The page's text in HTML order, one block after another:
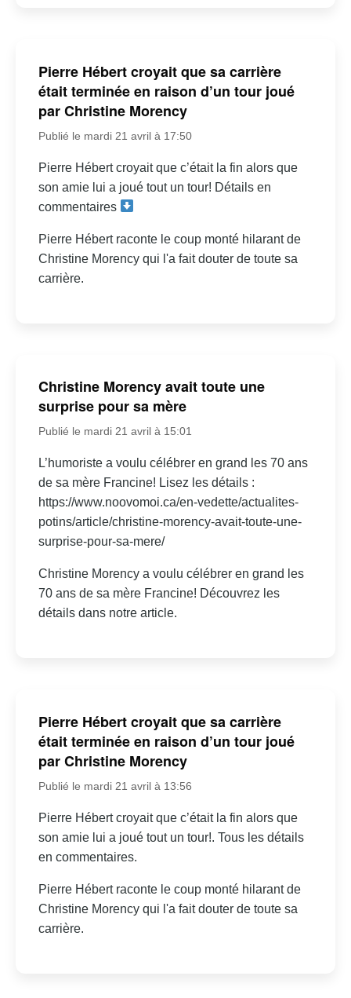
Pierre Hébert croyait que sa carrière
était terminée en raison d’un tour joué
par Christine Morency
Publié le mardi 21 avril à 17:50
Pierre Hébert croyait que c’était la fin alors que
son amie lui a joué tout un tour! Détails en
commentaires
Pierre Hébert raconte le coup monté hilarant de
Christine Morency qui l'a fait douter de toute sa
carrière.
Christine Morency avait toute une
surprise pour sa mère
Publié le mardi 21 avril à 15:01
L’humoriste a voulu célébrer en grand les 70 ans
de sa mère Francine! Lisez les détails :
https://www.noovomoi.ca/en-vedette/actualites-
potins/article/christine-morency-avait-toute-une-
surprise-pour-sa-mere/
Christine Morency a voulu célébrer en grand les
70 ans de sa mère Francine! Découvrez les
détails dans notre article.
Pierre Hébert croyait que sa carrière
était terminée en raison d’un tour joué
par Christine Morency
Publié le mardi 21 avril à 13:56
Pierre Hébert croyait que c’était la fin alors que
son amie lui a joué tout un tour!. Tous les détails
en commentaires.
Pierre Hébert raconte le coup monté hilarant de
Christine Morency qui l'a fait douter de toute sa
carrière.